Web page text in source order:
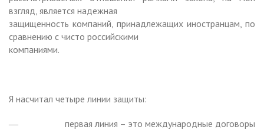
взгляд, является надежная
защищенность компаний, принадлежащих иностранцам, по
сравнению с чисто российскими
компаниями.
Я насчитал четыре линии защиты:
—
первая линия – это международные договоры